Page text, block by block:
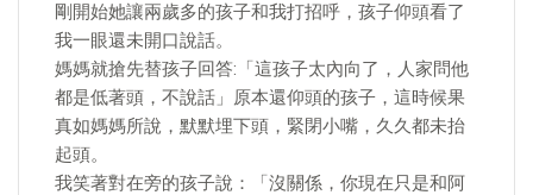
剛開始她讓兩歲多的孩子和我打招呼，孩子仰頭看了
我一眼還未開口說話。
媽媽就搶先替孩子回答:「這孩子太內向了，人家問他
都是低著頭，不說話」原本還仰頭的孩子，這時候果
真如媽媽所說，默默埋下頭，緊閉小嘴，久久都未抬
起頭。
我笑著對在旁的孩子說：「沒關係，你現在只是和阿